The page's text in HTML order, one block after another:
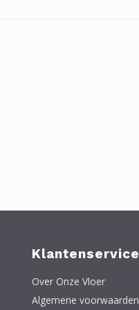
Klantenservice
Over Onze Vloer
Algemene voorwaarden